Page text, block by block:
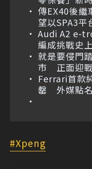
傳EX40後繼
望以SPA3平
Audi A2 e-
編成挑戰史
就是要侵門
市 正面迎
Ferrari首款
罄 外媒點名
Xpeng